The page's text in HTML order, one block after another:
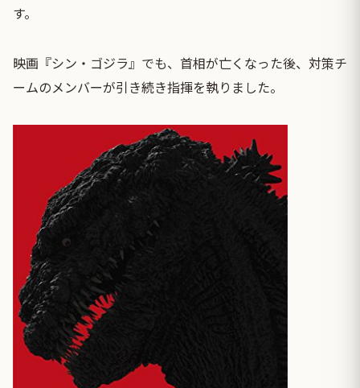
す。
映画『シン・ゴジラ』でも、首相が亡くなった後、対策チ
ームのメンバーが引き続き指揮を執りました。